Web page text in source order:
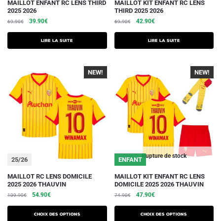
MAILLOT ENFANT RC LENS THIRD
2025 2026
69.90€
Le
initial
était :
39.90€Le
actuel
est :
Lire la suite
MAILLOT KIT ENFANT RC LENS
THIRD 2025 2026
69.90€
Le
initial
était :
42.90€Le
actuel
est :
Lire la suite
25/26
NEW!
MAILLOT RC LENS DOMICILE
2025 2026 THAUVIN
109.90€
Le
initial
54.90€Le
actuel
Choix des options
Ce
produit
a
plusieurs
Rupture de stock
ENFANT
NEW!
MAILLOT KIT ENFANT RC LENS
DOMICILE 2025 2026 THAUVIN
74.90€
Le
initial
47.90€Le
actuel
Choix des options
Ce
produit
a
plusieurs